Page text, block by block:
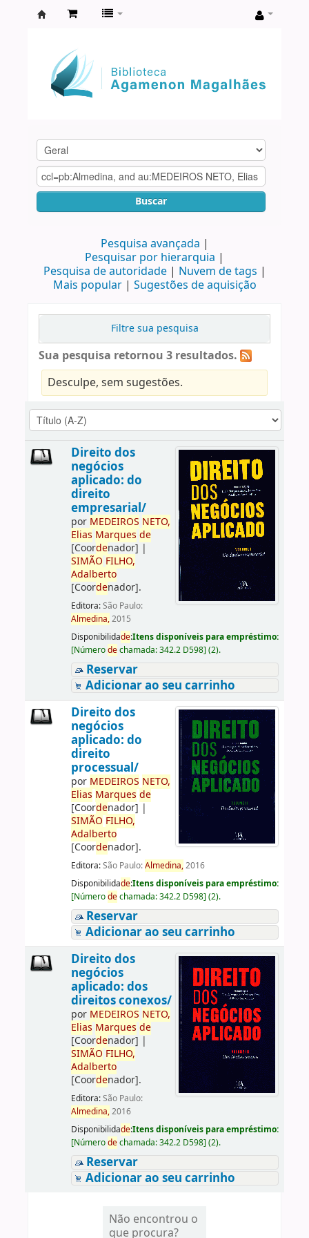
Agamenon
Magalhães
Buscar
Pesquisa avançada
Pesquisar por hierarquia
Pesquisa de autoridade
Nuvem de tags
Mais popular
Sugestões de aquisição
Filtre sua pesquisa
Sua pesquisa retornou 3 resultados.
Desculpe, sem sugestões.
Direito dos
negócios
aplicado: do
direito
empresarial/
por MEDEIROS NETO,
Elias Marques de
[Coordenador] |
SIMÃO FILHO,
Adalberto
[Coordenador].
Editora:São Paulo:
Almedina,2015
Disponibilidade:Itens disponíveis para empréstimo:
[Númerodechamada:342.2 D598] (2).
Reservar
Adicionar ao seu carrinho
Direito dos
negócios
aplicado: do
direito
processual/
por MEDEIROS NETO,
Elias Marques de
[Coordenador] |
SIMÃO FILHO,
Adalberto
[Coordenador].
Editora:São Paulo:Almedina,2016
Disponibilidade:Itens disponíveis para empréstimo:
[Númerodechamada:342.2 D598] (2).
Reservar
Adicionar ao seu carrinho
Direito dos
negócios
aplicado: dos
direitos conexos/
por MEDEIROS NETO,
Elias Marques de
[Coordenador] |
SIMÃO FILHO,
Adalberto
[Coordenador].
Editora:São Paulo:
Almedina,2016
Disponibilidade:Itens disponíveis para empréstimo:
[Númerodechamada:342.2 D598] (2).
Reservar
Adicionar ao seu carrinho
Não encontrou o
que procura?